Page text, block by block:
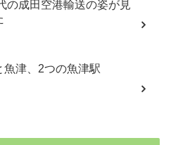
の成田空港輸送の姿が見
魚津、2つの魚津駅